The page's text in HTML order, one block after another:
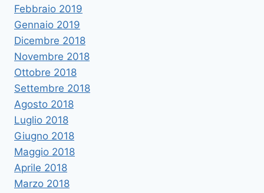
Febbraio 2019
Gennaio 2019
Dicembre 2018
Novembre 2018
Ottobre 2018
Settembre 2018
Agosto 2018
Luglio 2018
Giugno 2018
Maggio 2018
Aprile 2018
Marzo 2018